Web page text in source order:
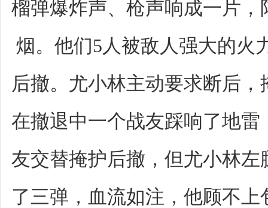
榴弹爆炸声、枪声响成一片
烟。他们5人被敌人强大的火
后撤。尤小林主动要求断后
在撤退中一个战友踩响了地
友交替掩护后撤，但尤小林
了三弹，血流如注，他顾不